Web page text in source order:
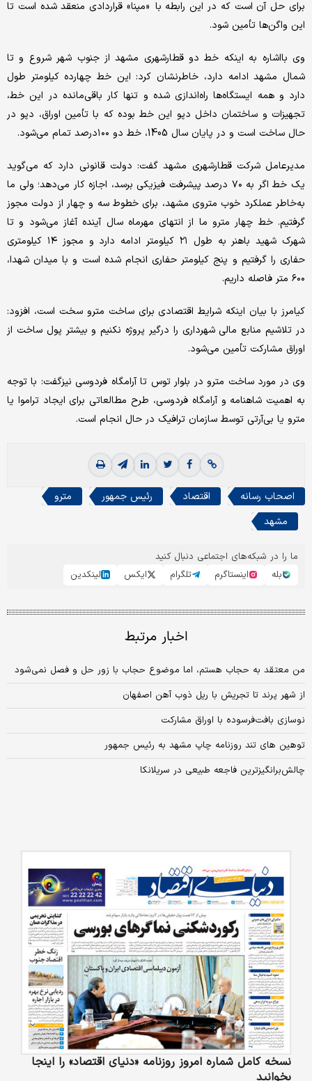
برای حل آن است که در این رابطه با «مپنا» قراردادی منعقد شده است تا
این‌ واگن‌ها تأمین شود.
وی بااشاره به اینکه خط دو قطارشهری مشهد از جنوب شهر شروع و تا
شمال مشهد ادامه دارد، خاطرنشان کرد: این خط چهارده کیلومتر طول
دارد و همه ایستگاه‌ها راه‌اندازی شده و تنها کار باقی‌مانده در این خط،
تجهیزات و ساختمان داخل دپو این خط بوده که با تأمین اوراق، دپو در
حال ساخت است و در پایان سال 1405، خط دو ۱۰۰درصد تمام می‌شود.
مدیرعامل شرکت قطارشهری مشهد گفت: دولت قانونی دارد که می‌گوید
یک خط اگر به ۷۰ درصد پیشرفت فیزیکی برسد، اجازه کار می‌دهد؛ ولی ما
به‌خاطر عملکرد خوب متروی مشهد، برای خطوط سه و چهار از دولت مجوز
گرفتیم. خط چهار مترو ما از انتهای مهرماه سال آینده آغاز می‌شود و تا
شهرک شهید باهنر به طول ۲۱ کیلومتر ادامه دارد و مجوز ۱۴ کیلومتری
حفاری را گرفتیم و پنج کیلومتر حفاری انجام شده است و با میدان شهدا،
۶۰۰ متر فاصله داریم.
کیامرز با بیان اینکه شرایط اقتصادی برای ساخت مترو سخت است، افزود:
در تلاشیم منابع مالی شهرداری را درگیر پروژه نکنیم و بیشتر پول ساخت از
اوراق مشارکت تأمین می‌شود.
وی در مورد ساخت مترو در بلوار توس تا آرامگاه فردوسی نیزگفت: با توجه
به اهمیت شاهنامه و آرامگاه فردوسی، طرح مطالعاتی برای ایجاد تراموا یا
مترو یا بی‌آر‌تی توسط سازمان ترافیک در حال انجام است.
اصحاب رسانه اقتصاد رئیس جمهور
مترو
مشهد
ما را در شبکه‌های اجتماعی دنبال کنید
بله
اینستاگرم تلگرام ایکس لینکدین
اخبار مرتبط
من معتقد به حجاب هستم، اما موضوع حجاب با زور حل و فصل نمی‌شود
از شهر پرند تا تجریش با ریل ذوب آهن اصفهان
نوسازی بافت‌فرسوده با اوراق مشارکت
توهین های تند روزنامه چاپ مشهد به رئیس جمهور
چالش‌برانگیزترین فاجعه طبیعی در سریلانکا
نسخه کامل شماره امروز روزنامه «دنیای‌ اقتصاد» را اینجا
بخوانید